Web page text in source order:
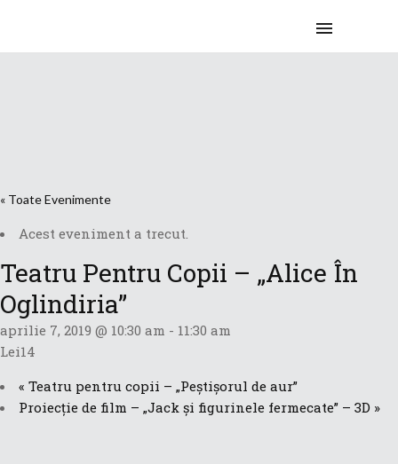
« Toate Evenimente
Acest eveniment a trecut.
Teatru Pentru Copii – „Alice În
Oglindiria”
aprilie 7, 2019 @ 10:30 am - 11:30 am
Lei14
« Teatru pentru copii – „Peștișorul de aur”
Proiecție de film – „Jack și figurinele fermecate” – 3D »